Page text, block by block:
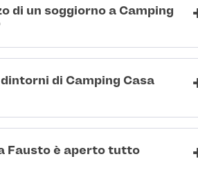
di un soggiorno a Camping
di Camping Casa
Fausto è aperto tutto